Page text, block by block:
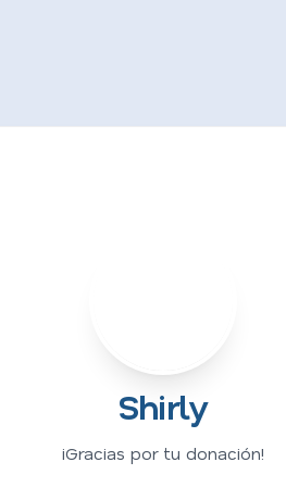
Shirly
¡Gracias por tu donación!